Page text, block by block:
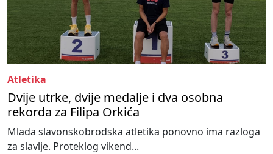
Atletika
Dvije utrke, dvije medalje i dva osobna
rekorda za Filipa Orkića
Mlada slavonskobrodska atletika ponovno ima razloga
za slavlje. Proteklog vikend...